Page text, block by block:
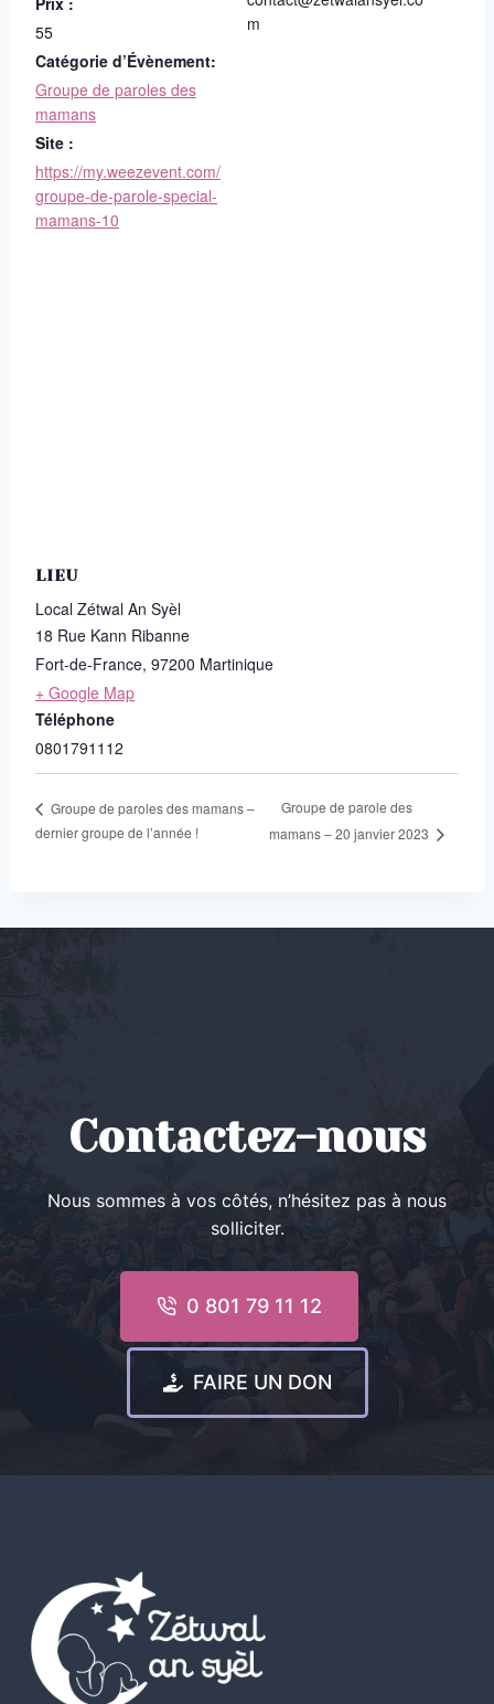
55
Catégorie d’Évènement:
Groupe de paroles des
mamans
Site :
https://my.weezevent.com/
groupe-de-parole-special-
mamans-10
m
LIEU
Local Zétwal An Syèl
18 Rue Kann Ribanne
Fort-de-France, 97200 Martinique
+ Google Map
Téléphone
0801791112
Groupe de paroles des mamans –
dernier groupe de l’année !
Groupe de parole des
mamans – 20 janvier 2023
Contactez-nous
Nous sommes à vos côtés, n’hésitez pas à nous
solliciter.
0 801 79 11 12
FAIRE UN DON